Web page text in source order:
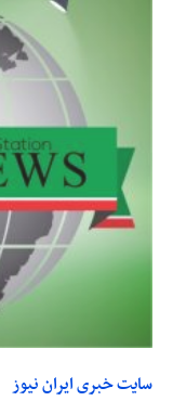
سایت خبری ایران نیوز